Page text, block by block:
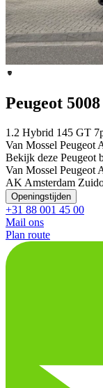
Peugeot 5008
1.2 Hybrid 145 GT
Van Mossel Peugeot
Bekijk deze Peugeot
Van Mossel Peugeot
AK Amsterdam
Openingstijden
+31 88 001 45 00
Mail ons
Plan route